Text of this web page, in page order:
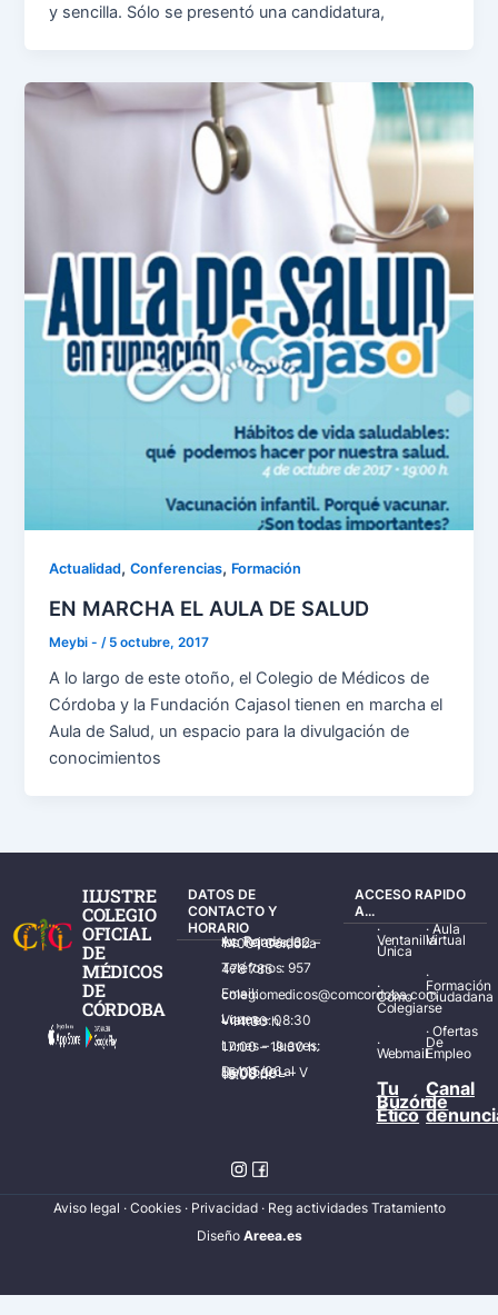
y sencilla. Sólo se presentó una candidatura,
Actualidad,Conferencias, Formación
EN MARCHA EL AULA DE SALUD
Meybi - / 5 octubre, 2017
A lo largo de este otoño, el Colegio de Médicos de
Córdoba y la Fundación Cajasol tienen en marcha el
Aula de Salud, un espacio para la divulgación de
conocimientos
ILUSTRE
COLEGIO
OFICIAL
DE
MÉDICOS
DE
CÓRDOBA
DATOS DE
CONTACTO Y
HORARIO
Av. Ronda de los Tejares, 32 – 14001 Córdoba
Teléfonos: 957 478 785
Email: colegiomedicos@comcordoba.com
Lunes – Viernes: 08:30 – 14:30 h.
Lunes – Jueves: 17:00 – 19:30 h.
Del 15/06 al 15/09 de L – V de 08:00 – 15:00 h.
ACCESO RAPIDO
A...
·
Ventanilla
Única
·
Cómo
Colegiarse
·
Webmail
·Aula
Virtual
·
Formación
Ciudadana
·Ofertas
De
Empleo
Tu
Buzón
Ético
Canal
de
Aviso legal · Cookies· Privacidad · Reg actividades Tratamiento
Diseño Areea.es